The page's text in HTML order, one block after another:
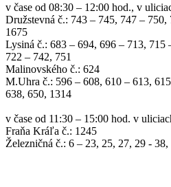
v čase od 08:30 – 12:00 hod., v
Družstevná č.: 743 – 745, 747 – 750,
1675
Lysiná č.: 683 – 694, 696 – 713, 715
722 – 742, 751
Malinovského č.: 624
M.Uhra č.: 596 – 608, 610 – 613,
638, 650, 1314
v čase od 11:30 – 15:00 hod. v
Fraňa Kráľa č.: 1245
Železničná č.: 6 – 23, 25, 27, 29 - 38,